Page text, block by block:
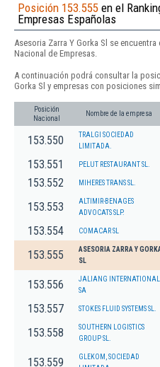
Posición 153.555 en el
Empresas Españolas
Asesoria Zarra Y Gorka Sl se
Nacional de Empresas.
A continuación podrá consultar la
Gorka Sl y empresas con posiciones
Posición
Nacional
Nombre de la empresa
153.550
TRALGI SOCIEDAD
LIMITADA.
153.551 PELUT RESTAURANT SL.
153.552 MIHERES TRANS SL.
153.553
ALTIMIR-BENAGES
ADVOCATS SLP.
153.554 COMACAR SL
153.555
ASESORIA ZARRA Y
SL
153.556
JALIANG INTERNATIONAL
SA
153.557 STOKES FLUID SYSTEMS SL.
153.558
SOUTHERN LOGISTICS
GROUP SL.
153.559
GLEKOM, SOCIEDAD